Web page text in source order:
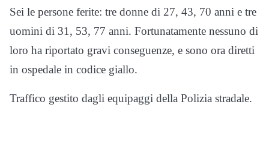
Sei le persone ferite: tre donne di 27, 43, 70 anni e tre
uomini di 31, 53, 77 anni. Fortunatamente nessuno di
loro ha riportato gravi conseguenze, e sono ora diretti
in ospedale in codice giallo.
Traffico gestito dagli equipaggi della Polizia stradale.